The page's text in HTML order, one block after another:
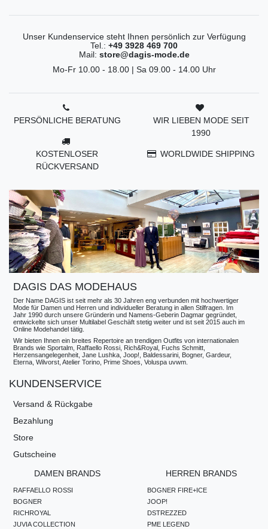
Unser Kundenservice steht Ihnen persönlich zur Verfügung
Tel.: +49 3928 469 700
Mail: store@dagis-mode.de
Mo-Fr 10.00 - 18.00 | Sa 09.00 - 14.00 Uhr
PERSÖNLICHE BERATUNG
KOSTENLOSER
RÜCKVERSAND
WIR LIEBEN MODE SEIT
1990
WORLDWIDE SHIPPING
DAGIS DAS MODEHAUS
Der Name DAGIS ist seit mehr als 30 Jahren eng verbunden mit hochwertiger
Mode für Damen und Herren und individueller Beratung in allen Stilfragen. Im
Jahr 1990 durch unsere Gründerin und Namens-Geberin Dagmar gegründet,
entwickelte sich unser Multilabel Geschäft stetig weiter und ist seit 2015 auch im
Online Modehandel tätig.
Wir bieten Ihnen ein breites Repertoire an trendigen Outfits von internationalen
Brands wie Sportalm, Raffaello Rossi, Rich&Royal, Fuchs Schmitt,
Herzensangelegenheit, Jane Lushka, Joop!, Baldessarini, Bogner, Gardeur,
Eterna, Wilvorst, Atelier Torino, Prime Shoes, Voluspa uvwm.
KUNDENSERVICE
Versand & Rückgabe
Bezahlung
Store
Gutscheine
DAMEN BRANDS
RAFFAELLO ROSSI
BOGNER
RICHROYAL
JUVIA COLLECTION
HERREN BRANDS
BOGNER FIRE+ICE
JOOP!
DSTREZZED
PME LEGEND